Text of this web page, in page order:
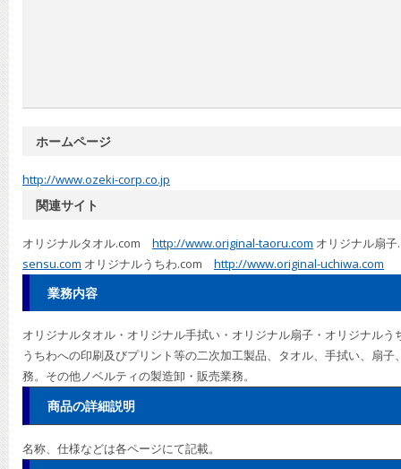
ホームページ
http://www.ozeki-corp.co.jp
関連サイト
オリジナルタオル.com http://www.original-taoru.com オリジナル扇
sensu.com オリジナルうちわ.com http://www.original-uchiwa.com
業務内容
オリジナルタオル・オリジナル手拭い・オリジナル扇子・オリジナル
うちわへの印刷及びプリント等の二次加工製品、タオル、手拭い、扇
務。その他ノベルティの製造卸・販売業務。
商品の詳細説明
名称、仕様などは各ページにて記載。